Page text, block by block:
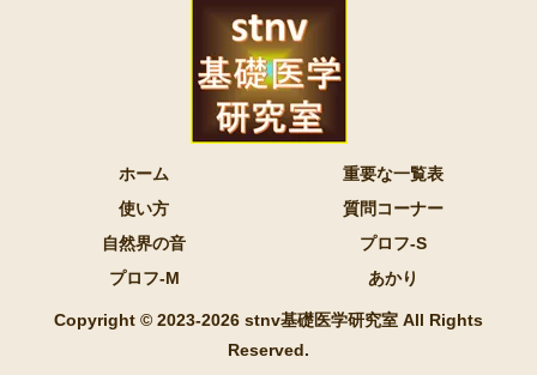
ホーム
重要な一覧表
使い方
質問コーナー
自然界の音
プロフ-S
プロフ-M
あかり
Copyright © 2023-2026 stnv基礎医学研究室 All Rights
Reserved.